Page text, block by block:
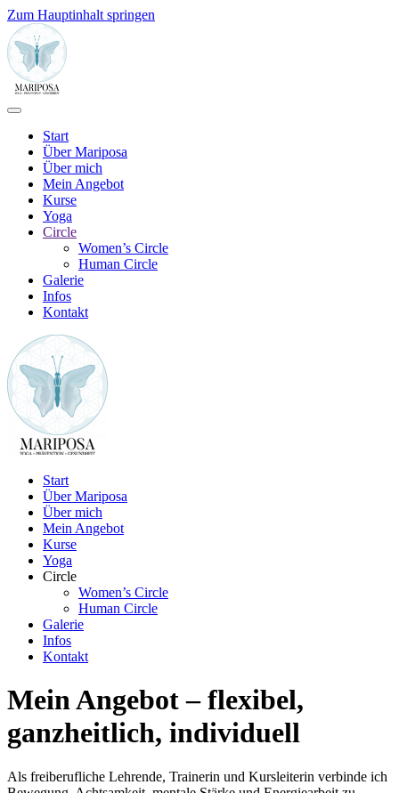
Zum Hauptinhalt springen
Start
Über Mariposa
Über mich
Mein Angebot
Kurse
Yoga
Circle
Women’s Circle
Human Circle
Galerie
Infos
Kontakt
Start
Über Mariposa
Über mich
Mein Angebot
Kurse
Yoga
Circle
Women’s Circle
Human Circle
Galerie
Infos
Kontakt
Mein Angebot – flexibel,
ganzheitlich, individuell
Als freiberufliche Lehrende, Trainerin und Kursleiterin verbinde ich